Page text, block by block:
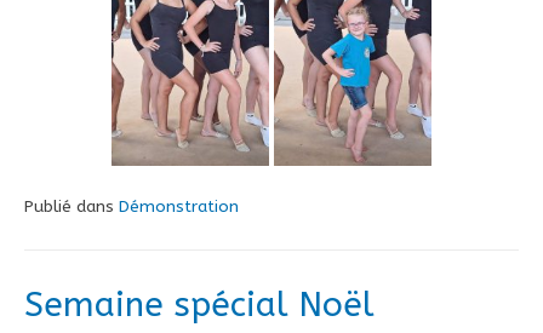
Publié dans Démonstration
Semaine spécial Noël